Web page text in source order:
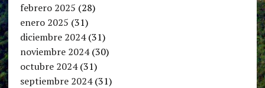
febrero 2025 (28)
enero 2025 (31)
diciembre 2024(31)
noviembre 2024(30)
octubre 2024(31)
septiembre 2024(31)